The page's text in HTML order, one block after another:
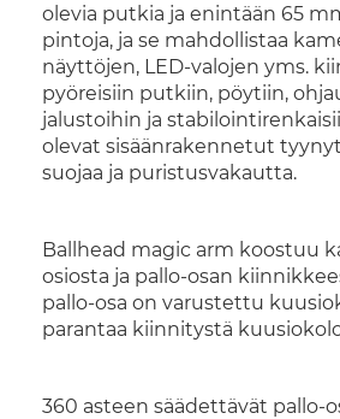
olevia putkia ja enintään 65
pintoja, ja se mahdollistaa
näyttöjen, LED-valojen yms.
pyöreisiin putkiin, pöytiin,
jalustoihin ja
olevat sisäänrakennetut
suojaa ja puristusvakautta.
Ballhead magic arm koostuu
osiosta ja pallo-osan
pallo-osa on varustettu
parantaa kiinnitystä
360 asteen säädettävät pallo-